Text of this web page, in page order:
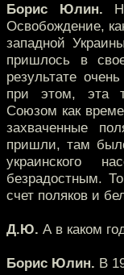
Борис Юлин.
Освобождение,
западной
пришлось в
результате
при этом, эта
Союзом как
захваченные
пришли, там
украинского
безрадостным.
счет поляков и
Д.Ю. А в каком
Борис Юлин. В